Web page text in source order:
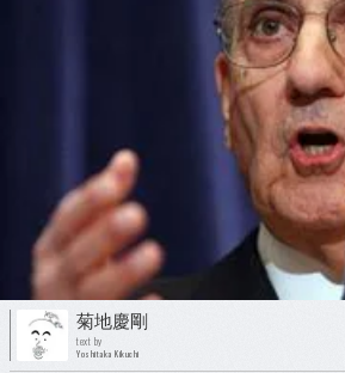
菊地慶剛
text by
Yoshitaka Kikuchi